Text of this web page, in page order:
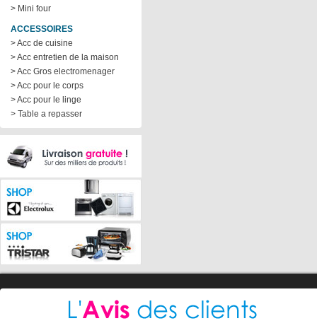
> Mini four
ACCESSOIRES
> Acc de cuisine
> Acc entretien de la maison
> Acc Gros electromenager
> Acc pour le corps
> Acc pour le linge
> Table a repasser